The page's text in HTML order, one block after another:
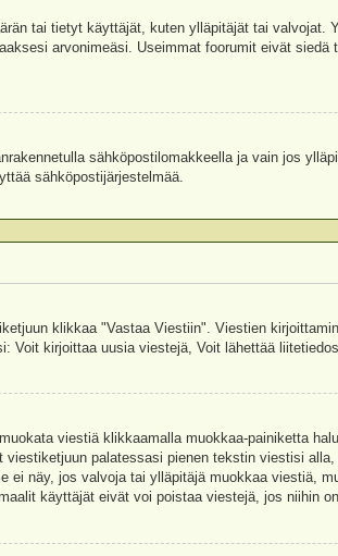
tai tietyt käyttäjät, kuten ylläpitäjät tai valvojat.
arvonimeäsi. Useimmat foorumit eivät
sähköpostilomakkeella ja vain jos
sähköpostijärjestelmää.
klikkaa "Vastaa Viestiin". Viestien
Voit kirjoittaa uusia viestejä, Voit lähettää
viestiä klikkaamalla muokkaa-painiketta
palatessasi pienen tekstin viestisi
näy, jos valvoja tai ylläpitäjä muokkaa viestiä,
käyttäjät eivät voi poistaa viestejä, jos niihin